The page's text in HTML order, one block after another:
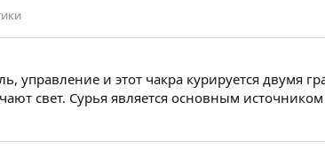
управление и этот чакра курируется двумя
свет. Сурья является основным источником